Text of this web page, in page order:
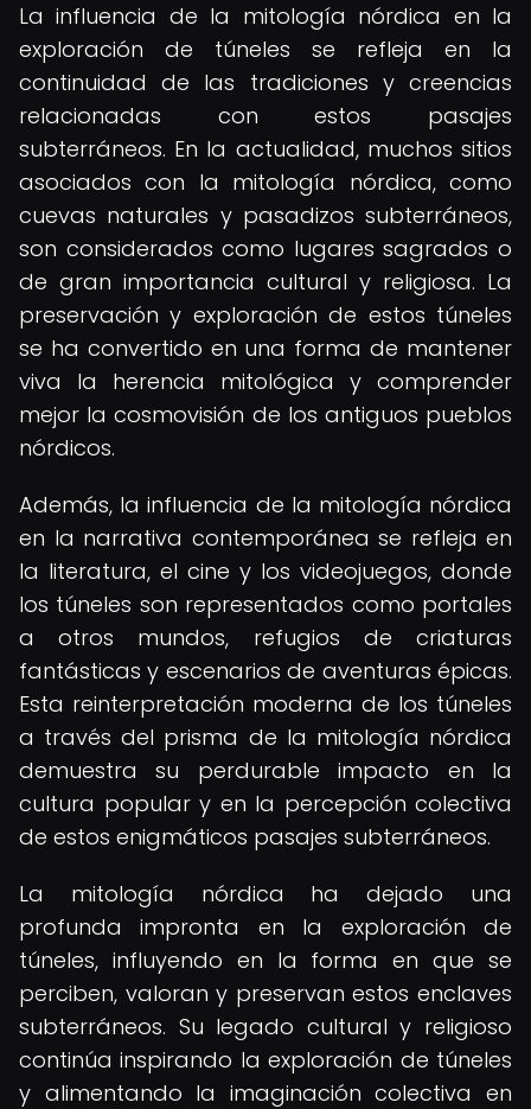
La influencia de la mitología nórdica en la
exploración de túneles se refleja en la
continuidad de las tradiciones y creencias
relacionadas con estos pasajes
subterráneos. En la actualidad, muchos sitios
asociados con la mitología nórdica, como
cuevas naturales y pasadizos subterráneos,
son considerados como lugares sagrados o
de gran importancia cultural y religiosa. La
preservación y exploración de estos túneles
se ha convertido en una forma de mantener
viva la herencia mitológica y comprender
mejor la cosmovisión de los antiguos pueblos
nórdicos.
Además, la influencia de la mitología nórdica
en la narrativa contemporánea se refleja en
la literatura, el cine y los videojuegos, donde
los túneles son representados como portales
a otros mundos, refugios de criaturas
fantásticas y escenarios de aventuras épicas.
Esta reinterpretación moderna de los túneles
a través del prisma de la mitología nórdica
demuestra su perdurable impacto en la
cultura popular y en la percepción colectiva
de estos enigmáticos pasajes subterráneos.
La mitología nórdica ha dejado una
profunda impronta en la exploración de
túneles, influyendo en la forma en que se
perciben, valoran y preservan estos enclaves
subterráneos. Su legado cultural y religioso
continúa inspirando la exploración de túneles
y alimentando la imaginación colectiva en